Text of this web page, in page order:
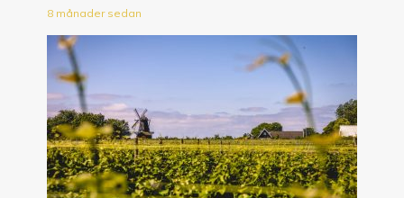
8 månader sedan